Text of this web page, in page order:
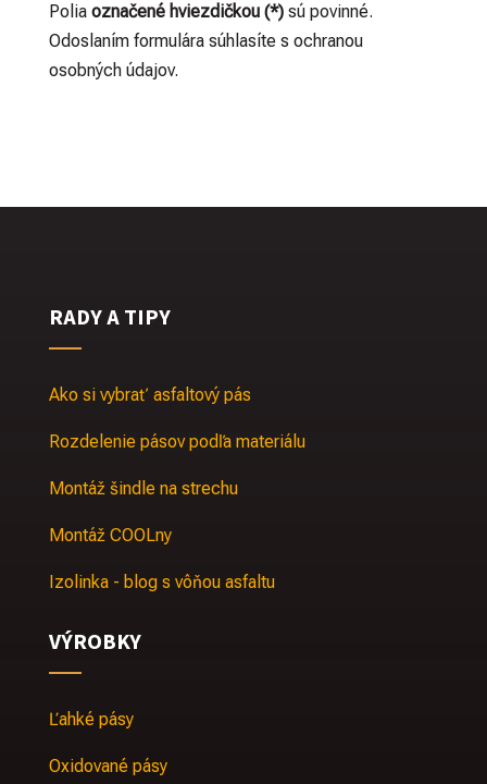
Polia označené hviezdičkou (*)sú povinné.
Odoslaním formulára súhlasíte s ochranou
osobných údajov.
RADY A TIPY
Ako si vybrať asfaltový pás
Rozdelenie pásov podľa materiálu
Montáž šindle na strechu
Montáž COOLny
Izolinka - blog s vôňou asfaltu
VÝROBKY
Ľahké pásy
Oxidované pásy